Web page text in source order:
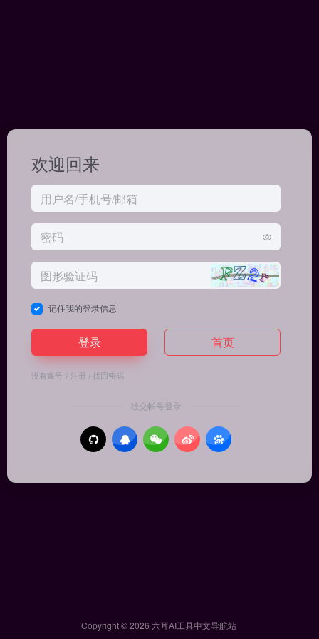
欢迎回来
记住我的登录信息
登录 首页
没有账号？ 注册 /找回密码
社交帐号登录
Copyright © 2026 六耳AI工具中文导航站